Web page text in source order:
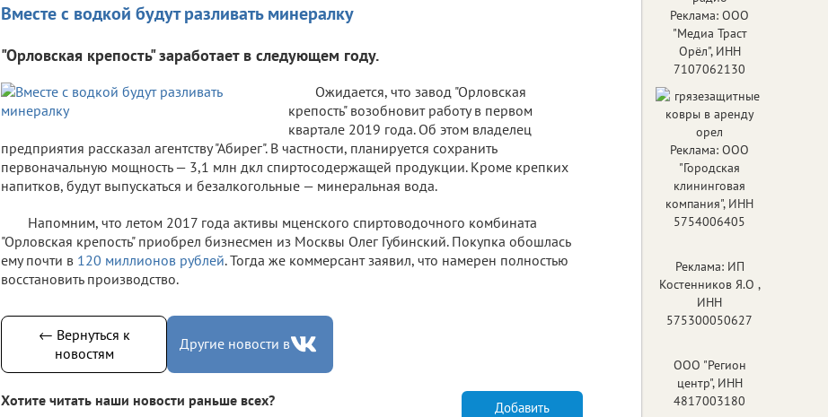
Вместе с водкой будут разливать минералку
"Орловская крепость" заработает в следующем году.
Ожидается, что завод "Орловская
крепость" возобновит работу в первом
квартале 2019 года. Об этом владелец
предприятия рассказал агентству "Абирег". В частности, планируется сохранить
первоначальную мощность — 3,1 млн дкл спиртосодержащей продукции. Кроме крепких
напитков, будут выпускаться и безалкогольные — минеральная вода.
Напомним, что летом 2017 года активы мценского спиртоводочного комбината
"Орловская крепость" приобрел бизнесмен из Москвы Олег Губинский. Покупка обошлась
ему почти в 120 миллионов рублей. Тогда же коммерсант заявил, что намерен полностью
восстановить производство.
← Вернуться к
новостям
Другие новости в
Хотите читать наши новости раньше всех? Добавить
Реклама: ООО
"Медиа Траст
Орёл", ИНН
7107062130
Реклама: ООО
"Городская
клининговая
компания", ИНН
5754006405
Реклама: ИП
Костенников Я.О ,
ИНН
575300050627
ООО "Регион
центр", ИНН
4817003180